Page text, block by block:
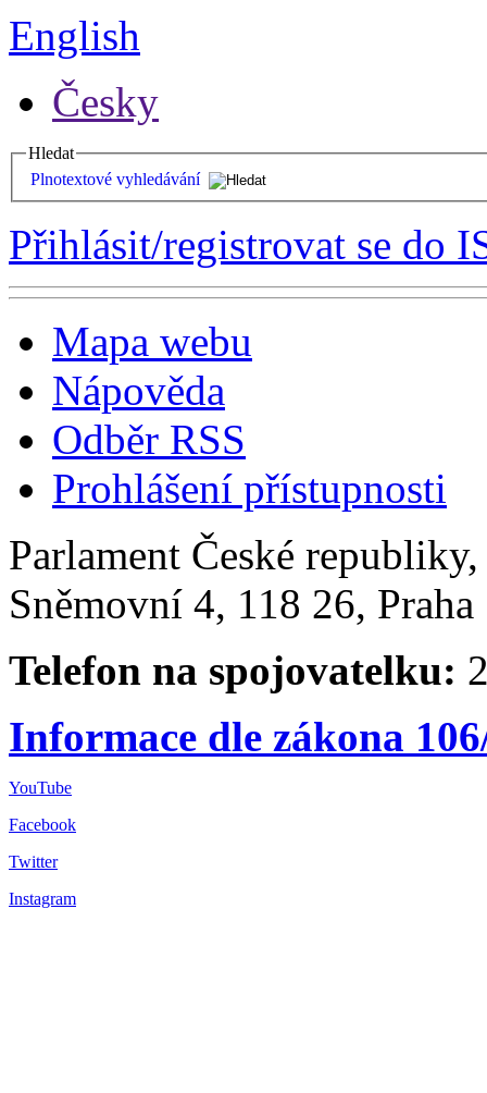
English
Česky
Hledat
Plnotextové vyhledávání
Přihlásit/registrovat se do
Mapa webu
Nápověda
Odběr RSS
Prohlášení přístupnosti
Parlament České
Sněmovní 4, 118 26,
Telefon na spojovatelku:
Informace dle zákona
YouTube
Facebook
Twitter
Instagram